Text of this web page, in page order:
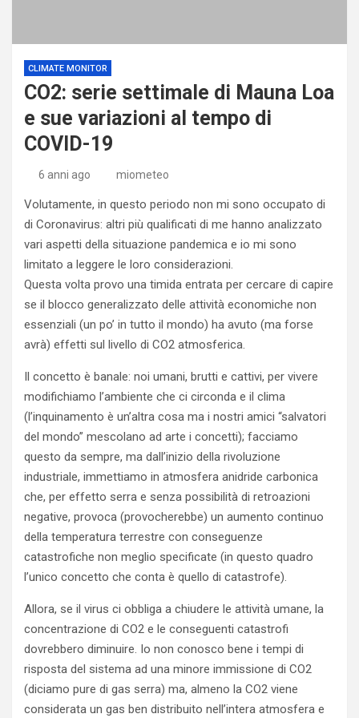
CLIMATE MONITOR
CO2: serie settimale di Mauna Loa
e sue variazioni al tempo di
COVID-19
6 anni ago miometeo
Volutamente, in questo periodo non mi sono occupato di
di Coronavirus: altri più qualificati di me hanno analizzato
vari aspetti della situazione pandemica e io mi sono
limitato a leggere le loro considerazioni.
Questa volta provo una timida entrata per cercare di capire
se il blocco generalizzato delle attività economiche non
essenziali (un po’ in tutto il mondo) ha avuto (ma forse
avrà) effetti sul livello di CO2 atmosferica.
Il concetto è banale: noi umani, brutti e cattivi, per vivere
modifichiamo l’ambiente che ci circonda e il clima
(l’inquinamento è un’altra cosa ma i nostri amici “salvatori
del mondo” mescolano ad arte i concetti); facciamo
questo da sempre, ma dall’inizio della rivoluzione
industriale, immettiamo in atmosfera anidride carbonica
che, per effetto serra e senza possibilità di retroazioni
negative, provoca (provocherebbe) un aumento continuo
della temperatura terrestre con conseguenze
catastrofiche non meglio specificate (in questo quadro
l’unico concetto che conta è quello di catastrofe).
Allora, se il virus ci obbliga a chiudere le attività umane, la
concentrazione di CO2 e le conseguenti catastrofi
dovrebbero diminuire. Io non conosco bene i tempi di
risposta del sistema ad una minore immissione di CO2
(diciamo pure di gas serra) ma, almeno la CO2 viene
considerata un gas ben distribuito nell’intera atmosfera e